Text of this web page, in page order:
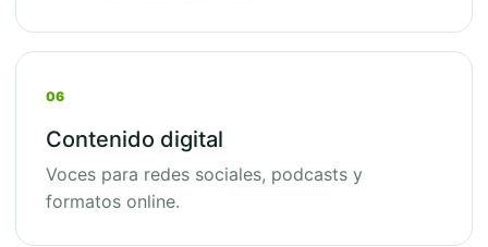
06
Contenido digital
Voces para redes sociales, podcasts y
formatos online.